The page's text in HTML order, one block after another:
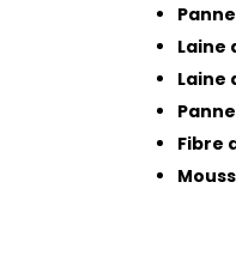
Laine
Laine
Fibre